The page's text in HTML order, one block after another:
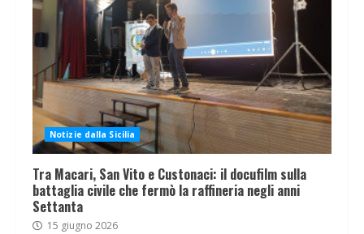
Notizie dalla Sicilia
Tra Macari, San Vito e Custonaci: il docufilm sulla
battaglia civile che fermò la raffineria negli anni
Settanta
15 giugno 2026